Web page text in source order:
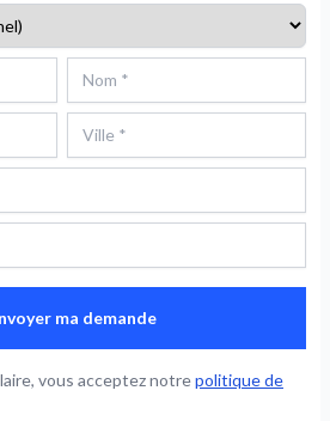
ma demande
vous acceptez notrepolitique de